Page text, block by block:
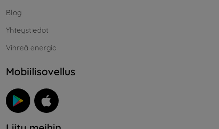
Blog
Yhteystiedot
Vihreä energia
Mobiilisovellus